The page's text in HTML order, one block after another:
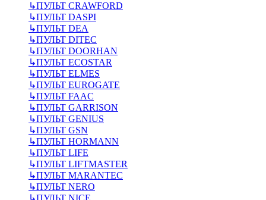
↳ПУЛЬТ CRAWFORD
↳ПУЛЬТ DASPI
↳ПУЛЬТ DEA
↳ПУЛЬТ DITEC
↳ПУЛЬТ DOORHAN
↳ПУЛЬТ ECOSTAR
↳ПУЛЬТ ELMES
↳ПУЛЬТ EUROGATE
↳ПУЛЬТ FAAC
↳ПУЛЬТ GARRISON
↳ПУЛЬТ GENIUS
↳ПУЛЬТ GSN
↳ПУЛЬТ HORMANN
↳ПУЛЬТ LIFE
↳ПУЛЬТ LIFTMASTER
↳ПУЛЬТ MARANTEC
↳ПУЛЬТ NERO
↳ПУЛЬТ NICE